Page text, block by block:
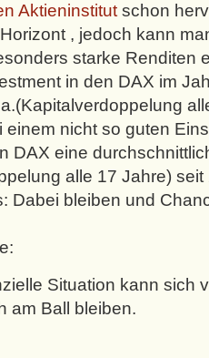
Aktieninstitut schon
, jedoch kann
starke Renditen
in den DAX im
einem nicht so guten
DAX eine
alle 17 Jahre)
Dabei bleiben und
Situation kann sich
am Ball bleiben.